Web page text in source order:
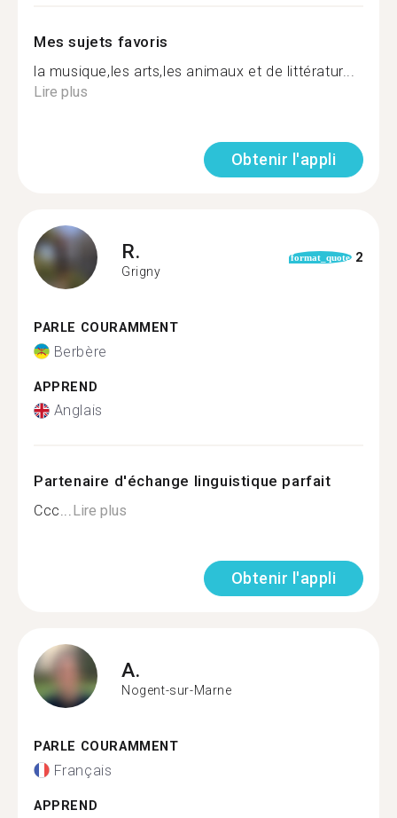
Mes sujets favoris
la musique,les arts,les animaux et de littératur...
Lire plus
Obtenir l'appli
R.
Grigny
format_quote 2
PARLE COURAMMENT
Berbère
APPREND
Anglais
Partenaire d'échange linguistique parfait
Ccc...Lire plus
Obtenir l'appli
A.
Nogent-sur-Marne
PARLE COURAMMENT
Français
APPREND